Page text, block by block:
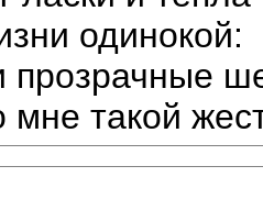
одинокой:
прозрачные
мне такой